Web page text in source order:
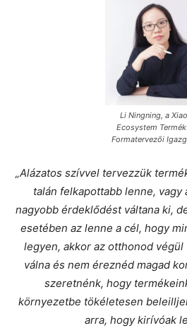
Li Ningning, a
Ecosystem
Formatervezői
„Alázatos szívvel tervezzük
talán felkapottabb lenne, vagy
nagyobb érdeklődést váltana ki,
esetében az lenne a cél, hogy
legyen, akkor az otthonod
válna és nem éreznéd magad
szeretnénk, hogy
környezetbe tökéletesen
arra, hogy kirívóak